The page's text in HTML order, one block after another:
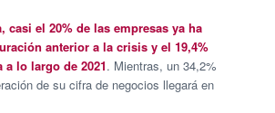
casi el 20% de las empresas ya ha
anterior a la crisis y el 19,4%
a lo largo de 2021. Mientras, un 34,2%
de su cifra de negocios llegará en